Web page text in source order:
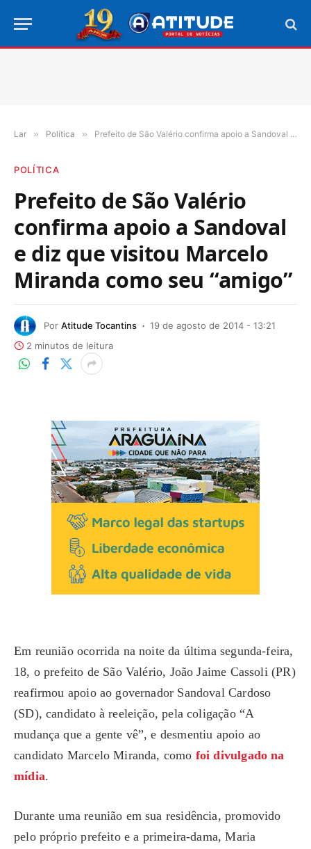
Lar » Política » Prefeito de São Valério confirma apoio a Sandoval e diz que visitou Marcelo Miranda como seu “amigo”
POLÍTICA
Prefeito de São Valério
confirma apoio a Sandoval
e diz que visitou Marcelo
Miranda como seu “amigo”
Por Atitude Tocantins
19 de agosto de 2014 - 13:21
2 minutos de leitura
Em reunião ocorrida na noite da última segunda-feira,
18, o prefeito de São Valério, João Jaime Cassoli (PR)
reafirmou apoio ao governador Sandoval Cardoso
(SD), candidato à reeleição, pela coligação “A
mudança que a gente vê”, e desmentiu apoio ao
candidato Marcelo Miranda, como foi divulgado na
mídia.
Durante uma reunião em sua residência, promovido
pelo próprio prefeito e a primeira-dama, Maria